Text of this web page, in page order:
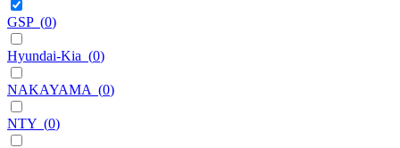
GSP (0)
Hyundai-Kia (0)
NAKAYAMA (0)
NTY (0)